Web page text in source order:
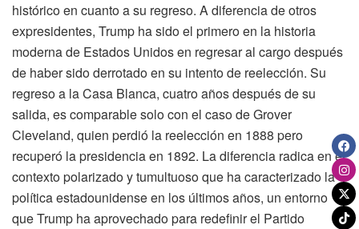
histórico en cuanto a su regreso. A diferencia de otros
expresidentes, Trump ha sido el primero en la historia
moderna de Estados Unidos en regresar al cargo después
de haber sido derrotado en su intento de reelección. Su
regreso a la Casa Blanca, cuatro años después de su
salida, es comparable solo con el caso de Grover
Cleveland, quien perdió la reelección en 1888 pero
recuperó la presidencia en 1892. La diferencia radica en el
contexto polarizado y tumultuoso que ha caracterizado la
política estadounidense en los últimos años, un entorno
que Trump ha aprovechado para redefinir el Partido